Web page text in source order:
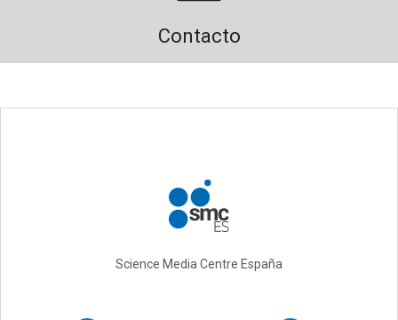
Contacto
Science Media Centre España